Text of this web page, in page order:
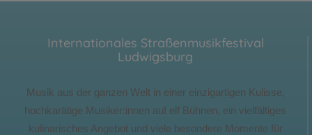
Internationales Straßenmusikfestival
Ludwigsburg
Musik aus der ganzen Welt in einer einzigartigen Kulisse,
hochkarätige Musiker:innen auf elf Bühnen, ein vielfältiges
kulinarisches Angebot und viele besondere Momente für